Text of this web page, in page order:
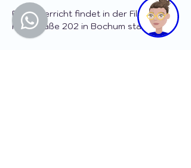
Der Unterricht findet in der Filiale
Ruhrstraße 202 in Bochum statt.